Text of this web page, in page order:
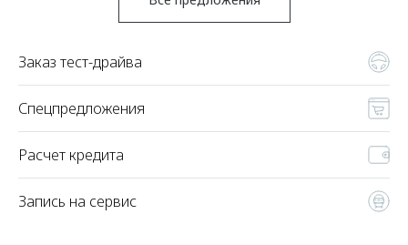
Заказ тест-драйва
Спецпредложения
Расчет кредита
Запись на сервис